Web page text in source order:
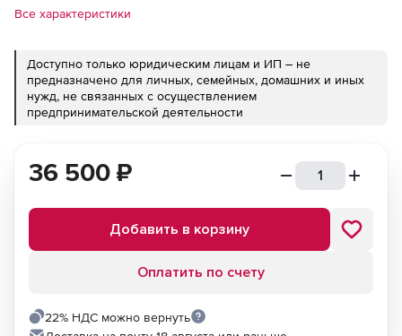
Все характеристики
Доступно только юридическим лицам и ИП – не
предназначено для личных, семейных, домашних и иных
нужд, не связанных с осуществлением
предпринимательской деятельности
36 500 ₽
Добавить в корзину
Оплатить по счету
22% НДС можно вернуть